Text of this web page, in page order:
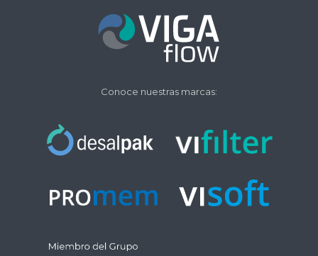
Conoce nuestras marcas: